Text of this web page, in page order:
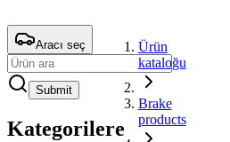
Aracı seç
Submit
Kategorilere
Ürün
kataloğu
Brake
products